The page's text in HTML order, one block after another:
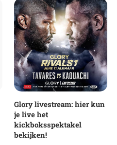
Glory livestream: hier kun
je live het
kickboksspektakel
bekijken!